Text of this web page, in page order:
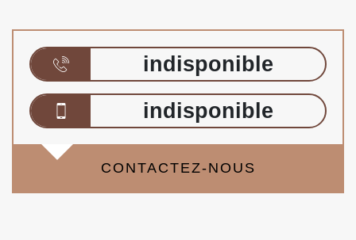
indisponible
indisponible
CONTACTEZ-NOUS